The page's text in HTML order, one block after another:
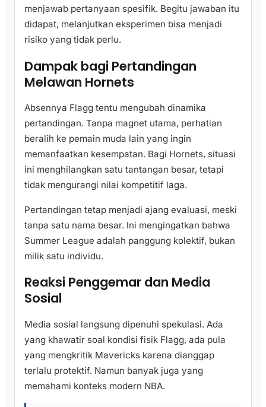
menjawab pertanyaan spesifik. Begitu jawaban itu
didapat, melanjutkan eksperimen bisa menjadi
risiko yang tidak perlu.
Dampak bagi Pertandingan
Melawan Hornets
Absennya Flagg tentu mengubah dinamika
pertandingan. Tanpa magnet utama, perhatian
beralih ke pemain muda lain yang ingin
memanfaatkan kesempatan. Bagi Hornets, situasi
ini menghilangkan satu tantangan besar, tetapi
tidak mengurangi nilai kompetitif laga.
Pertandingan tetap menjadi ajang evaluasi, meski
tanpa satu nama besar. Ini mengingatkan bahwa
Summer League adalah panggung kolektif, bukan
milik satu individu.
Reaksi Penggemar dan Media
Sosial
Media sosial langsung dipenuhi spekulasi. Ada
yang khawatir soal kondisi fisik Flagg, ada pula
yang mengkritik Mavericks karena dianggap
terlalu protektif. Namun banyak juga yang
memahami konteks modern NBA.